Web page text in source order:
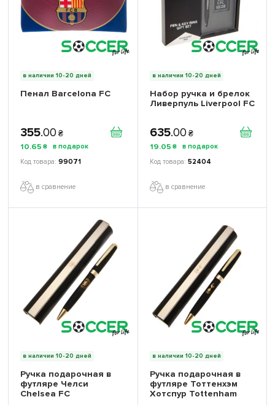
в наличии 10-20 дней
Пенал Barcelona FC
355.00 ₴
10.65 ₴
99071
в сравнение
в наличии 10-20 дней
Набор ручка и брелок
Ливерпуль Liverpool FC
635.00 ₴
19.05 ₴
52404
в сравнение
в наличии 10-20 дней
Ручка подарочная в
футляре Челси
Chelsea FC
в наличии 10-20 дней
Ручка подарочная в
футляре Тоттенхэм
Хотспур Tottenham